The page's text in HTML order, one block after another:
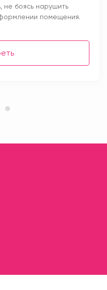
не боясь нарушить
помещения.